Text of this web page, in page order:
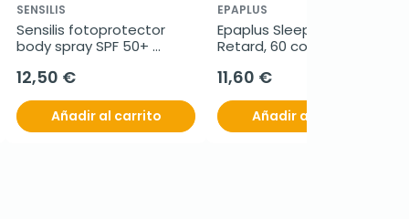
SENSILIS
Sensilis fotoprotector
body spray SPF 50+
12,50 €
Añadir al carrito
EPAPLUS
Epaplus Sleepcare Sueño
Retard, 60 comprimidos
11,60 €
Añadir al carrito